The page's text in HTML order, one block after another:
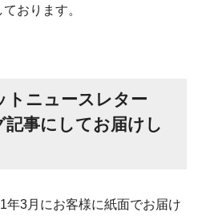
おります。
トニュースレター
事にしてお届けし
3月にお客様に紙面でお届け